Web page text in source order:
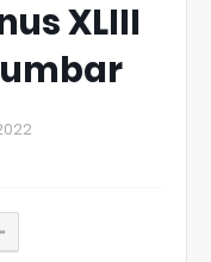
XLIII